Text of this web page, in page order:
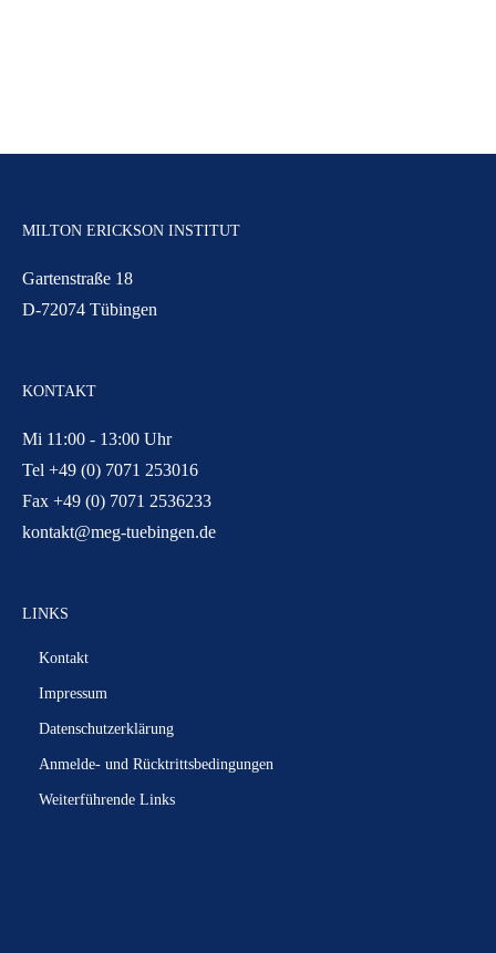
MILTON ERICKSON INSTITUT
Gartenstraße 18
D-72074 Tübingen
KONTAKT
Mi 11:00 - 13:00 Uhr
Tel +49 (0) 7071 253016
Fax +49 (0) 7071 2536233
kontakt@meg-tuebingen.de
LINKS
Kontakt
Impressum
Datenschutzerklärung
Anmelde- und Rücktrittsbedingungen
Weiterführende Links